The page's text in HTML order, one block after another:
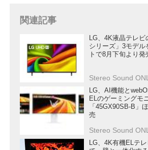
関連記事
LG、4K液晶テレビ
シリーズ」3モデル
トで8月下旬より発
Stereo Sound
LG、AI機能と
ELのゲーミングモ
「45GX90SB-B」
売
Stereo Sound
LG、4K有機ELテ